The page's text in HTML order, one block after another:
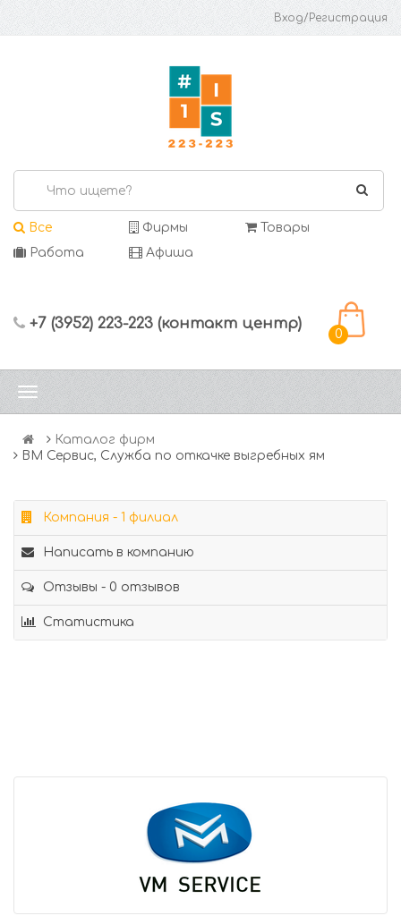
Вход/Регистрация
Все Фирмы
Товары
Работа
Афиша
+7 (3952) 223-223 (контакт центр)
0
Каталог фирм
ВМ Сервис, Служба по откачке выгребных ям
Компания - 1 филиал
Написать в компанию
Отзывы - 0 отзывов
Статистика